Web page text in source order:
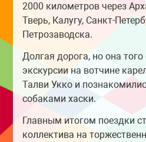
2000 километров через
Тверь, Калугу, Санкт-
Петрозаводска.
Долгая дорога, но она
экскурсии на вотчине
Талви Укко и
собаками хаски.
Главным итогом поездки
коллектива на